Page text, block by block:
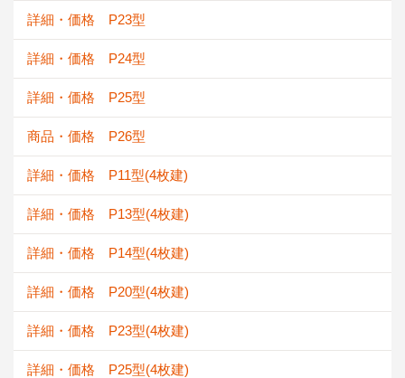
詳細・価格 P23型
詳細・価格 P24型
詳細・価格 P25型
商品・価格 P26型
詳細・価格 P11型(4枚建)
詳細・価格 P13型(4枚建)
詳細・価格 P14型(4枚建)
詳細・価格 P20型(4枚建)
詳細・価格 P23型(4枚建)
詳細・価格 P25型(4枚建)